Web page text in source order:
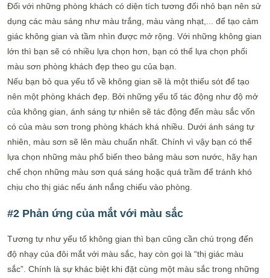
Đối với những phòng khách có diện tích tương đối nhỏ bạn nên sử
dụng các màu sáng như màu trắng, màu vàng nhạt,... để tạo cảm
giác không gian và tầm nhìn được mở rộng. Với những không gian
lớn thì bạn sẽ có nhiều lựa chọn hơn, bạn có thể lựa chọn phối
màu sơn phòng khách đẹp theo gu của bạn.
Nếu bạn bỏ qua yếu tố về không gian sẽ là một thiếu sót để tạo
nên một phòng khách đẹp. Bởi những yếu tố tác động như độ mở
của không gian, ánh sáng tự nhiên sẽ tác động đến màu sắc vốn
có của màu sơn trong phòng khách khá nhiều. Dưới ánh sáng tự
nhiên, màu sơn sẽ lên màu chuẩn nhất. Chính vì vậy bạn có thể
lựa chọn những màu phổ biến theo bảng màu sơn nước, hãy hạn
chế chọn những màu sơn quá sáng hoặc quá trầm để tránh khó
chịu cho thị giác nếu ánh nắng chiếu vào phòng.
#2 Phản ứng của mắt với màu sắc
Tương tự như yếu tố không gian thì bạn cũng cần chú trọng đến
độ nhạy của đôi mắt với màu sắc, hay còn gọi là “thị giác màu
sắc”. Chính là sự khác biệt khi đặt cùng một màu sắc trong những